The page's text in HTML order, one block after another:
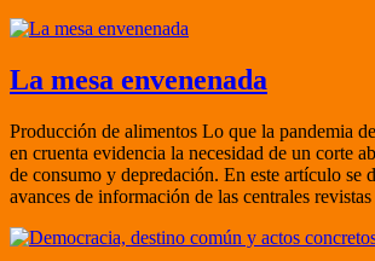
La mesa envenenada
Producción de alimentos Lo que la pandemia
en cruenta evidencia la necesidad de un corte
de consumo y depredación. En este artículo se
avances de información de las centrales